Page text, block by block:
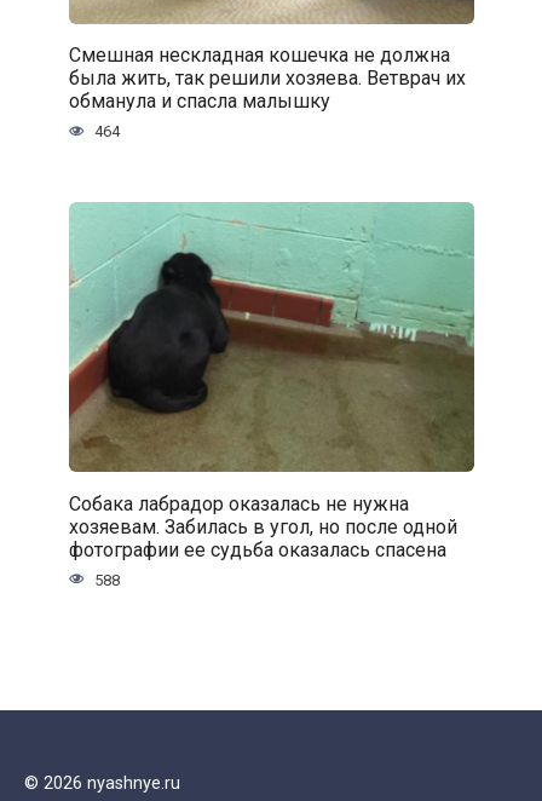
Смешная нескладная кошечка не должна
была жить, так решили хозяева. Ветврач их
обманула и спасла малышку
464
Собака лабрадор оказалась не нужна
хозяевам. Забилась в угол, но после одной
фотографии ее судьба оказалась спасена
588
© 2026 nyashnye.ru